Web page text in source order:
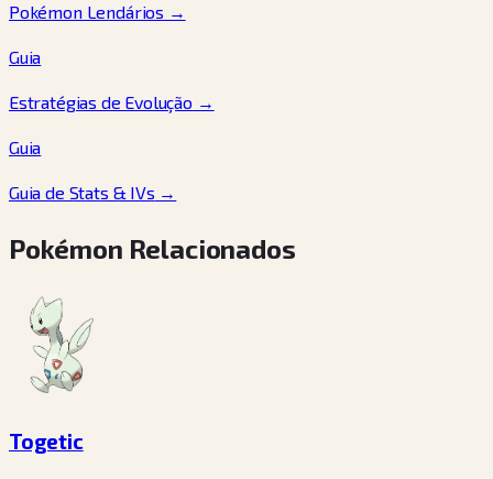
Pokémon Lendários →
Guia
Estratégias de Evolução →
Guia
Guia de Stats & IVs →
Pokémon Relacionados
Togetic